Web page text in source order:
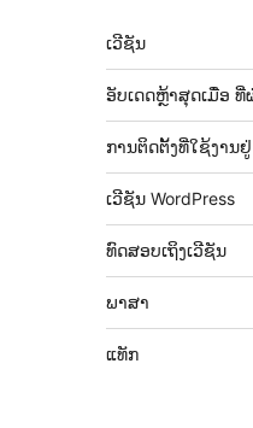
ຂໍ້ມູນ
ກຳກັບ
(Meta)
ເວີຊັນ
ອັບເດດຫຼ້າສຸດເມື່ອ ທີ່
ການຕິດຕັ້ງທີ່ໃຊ້ງານຢູ່
ເວີຊັນ WordPress
ທົດສອບເຖິງເວີຊັນ
ພາສາ
ແທັກ